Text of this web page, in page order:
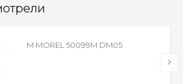
M MOREL 50099M DM05